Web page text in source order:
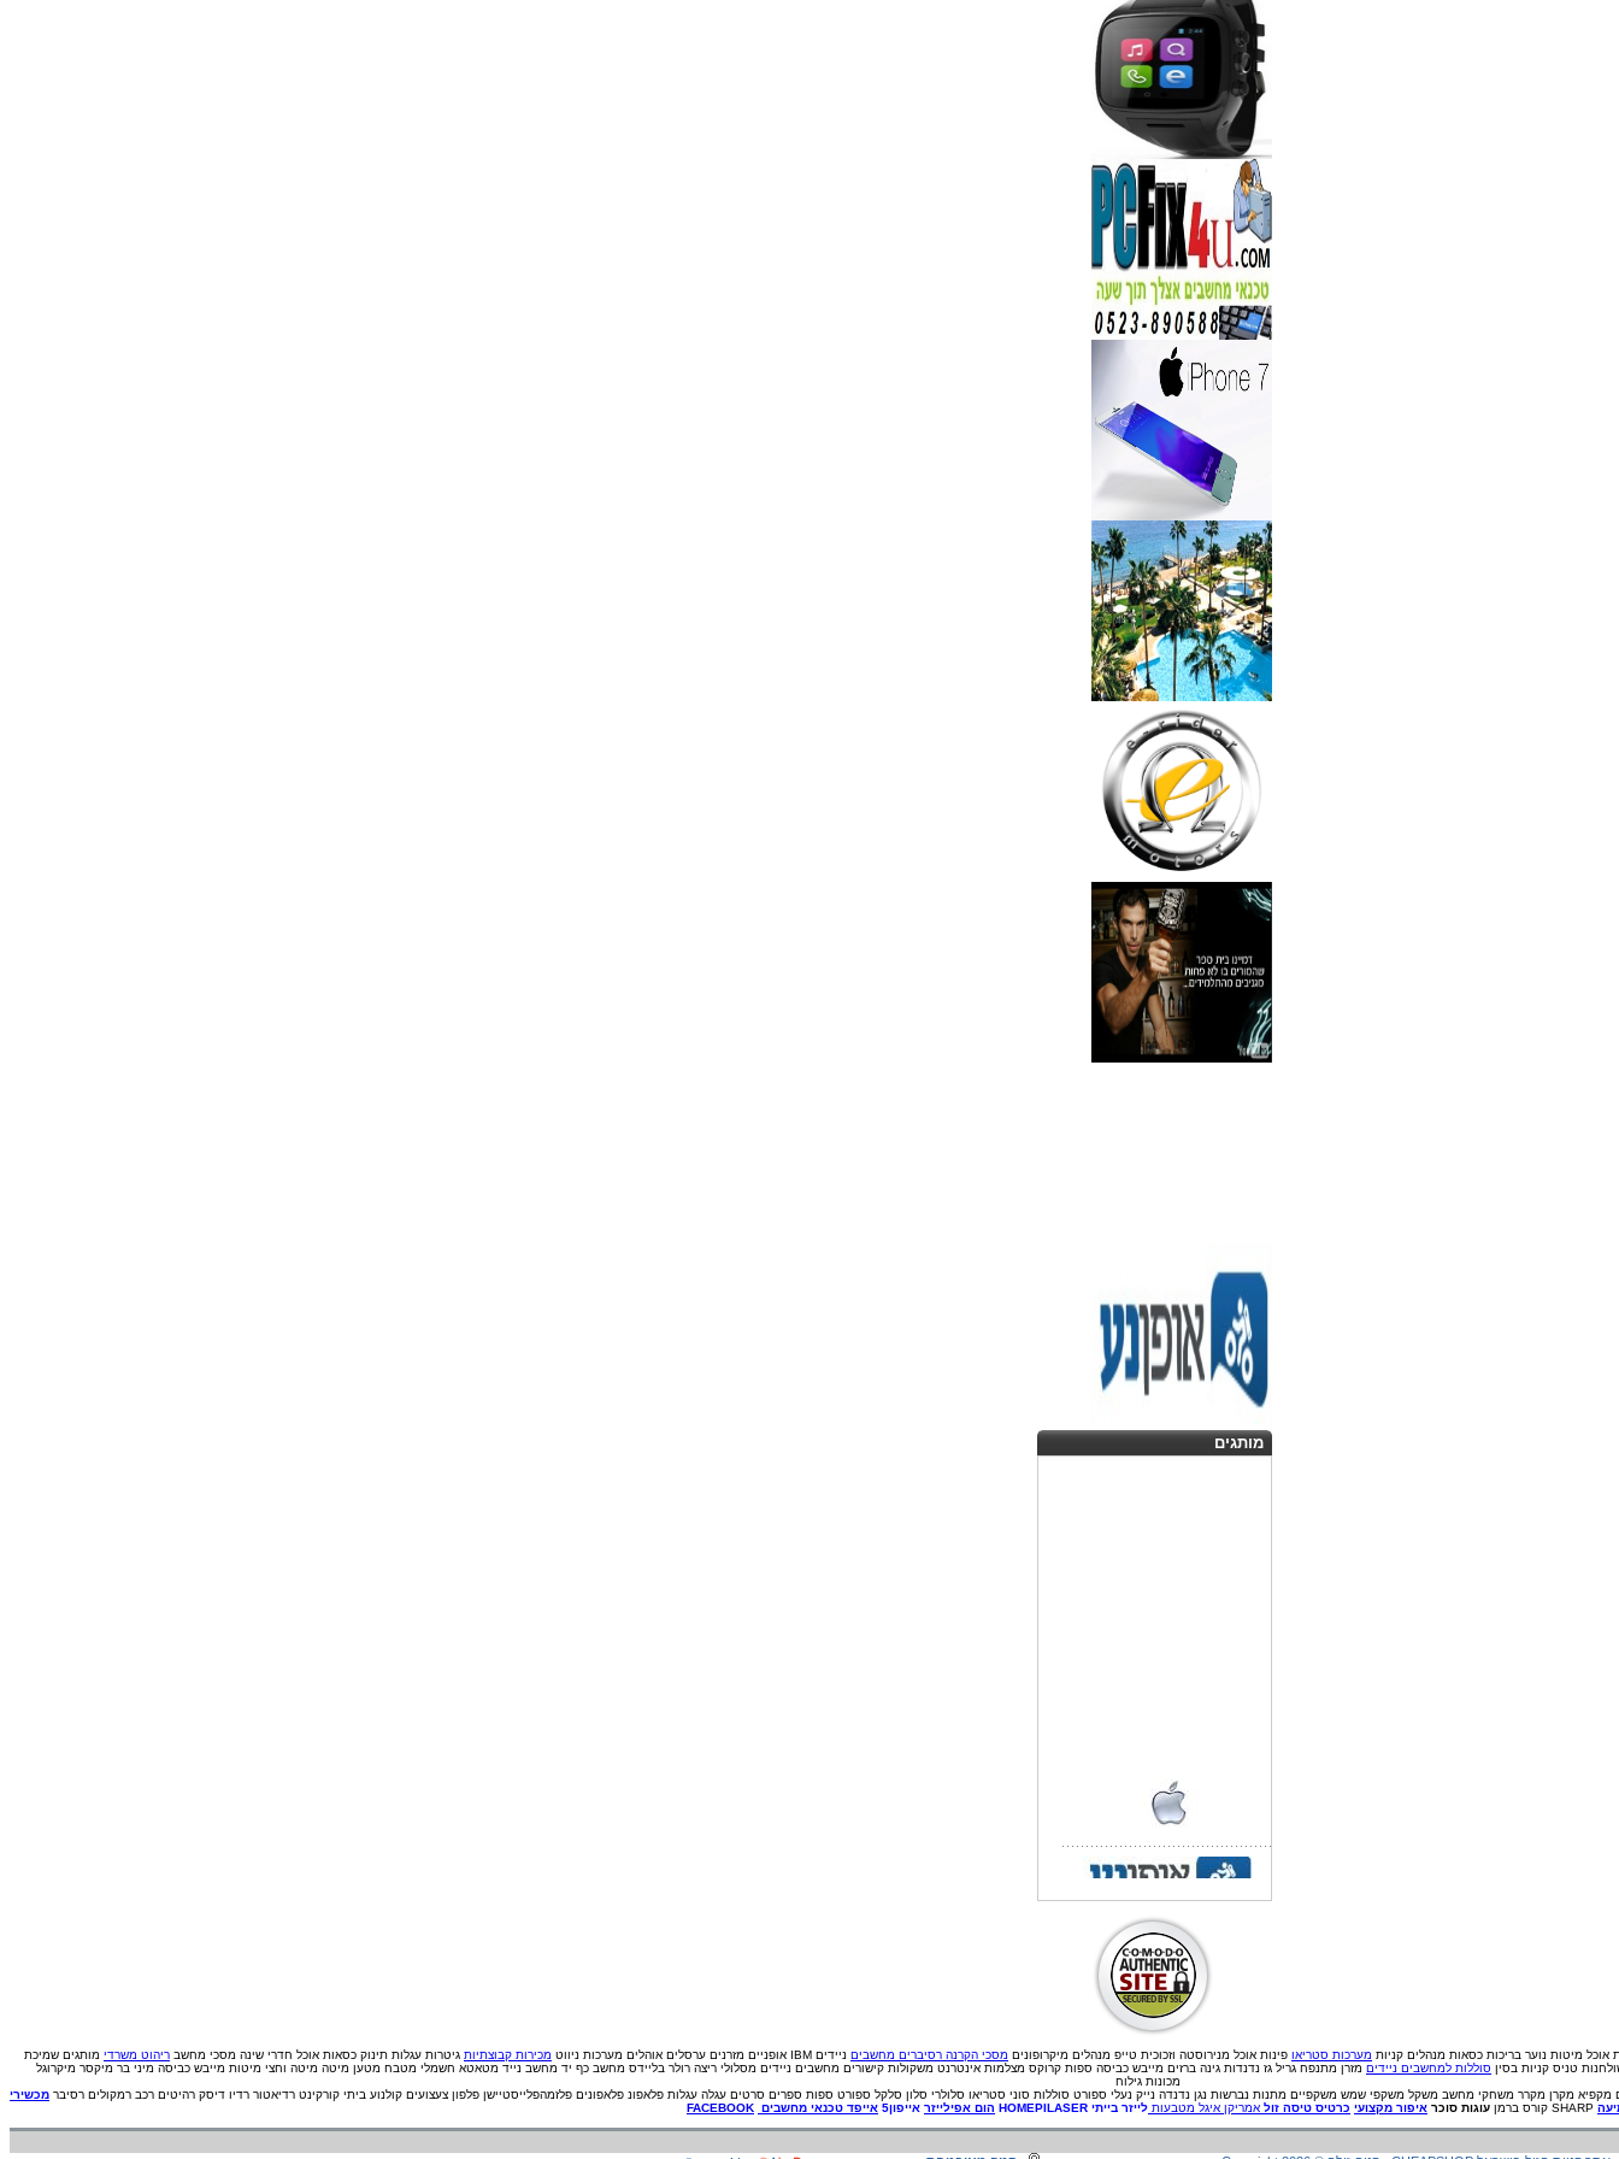
150
₪
מידע נוסף
נגן DVD קורא DIVX עם USB
מבית PIONEER
החל מ- 349 ₪
מידע נוסף
מברשות איפור מיקצועי למאפרים
349
₪
מידע נוסף
מעגל ריסים חשמלי
40
₪
מידע נוסף
מצלמות אינפרא
499
₪
מידע נוסף
18 מברשות למאפרים + נרתיק
ג'מס אדום מעור
720
₪
מידע נוסף
פינצטה לד מאירה
30
₪
מידע נוסף
Pour Homme125ML by I
285
₪
מידע נוסף
מותגים
אוכל מיטות נוער בריכות כסאות מנהלים קניות מערכות סטריאו פינות אוכל מנירוסטה וזכוכית טייפ מנהלים מיקרופונים מסכי הקרנה רסיברים מחשבים ניידים IBM אופניים מזרנים ערסלים אוהלים מערכות ניווט מכירות קבוצתיות גיטרות עגלות תינוק כסאות אוכל חדרי שינה מסכי מחשב ריהוט משרדי מותגים שמיכת
טניס קניות בסין סוללות למחשבים ניידים מזרן מתנפח גריל גז נדנדות גינה ברזים מייבש כביסה ספות קרוקס מצלמות אינטרנט משקולות קישורים מחשבים ניידים מסלולי ריצה רולר בליידס מחשב כף יד מחשב נייד מטאטא חשמלי מטבח מטען מיטה מיטה וחצי מיטות מייבש כביסה מיני בר מיקסר מיקרוגל
מכונות גילוח
מקפיא מקרן מקרר משחקי מחשב משקל משקפי שמש משקפיים מתנות נברשות נגן נדנדה נייק נעלי ספורט סוללות סוני סטריאו סלולרי סלון סלקל ספורט ספות ספרים סרטים עגלה עגלות פלאפונ פלאפונים פלזמהפלייסטיישן פלפון צעצועים קולנוע ביתי קורקינט רדיאטור רדיו דיסק רהיטים רכב רמקולים רסיבר מכשירי
עוגות סוכר איפור מקצועי כרטיס טיסה זול אמריקן איגל מטבעות לייזר בייתי HOMEPILASER הום אפילייזר אייפון5 אייפד טכנאי מחשבים FACEBOOK